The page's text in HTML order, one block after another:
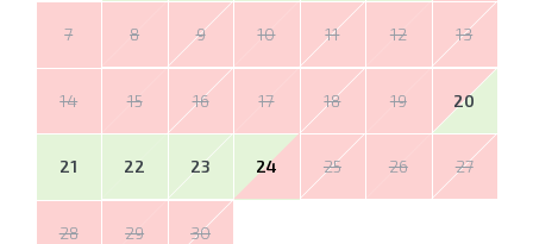
7 8 9 10 11 12 13
14 15 16 17 18 19 20
21 22 23 24 25 26 27
28 29 30